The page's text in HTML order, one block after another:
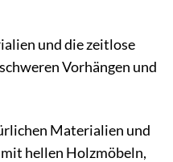
und die zeitlose
Vorhängen und
Materialien und
hellen Holzmöbeln,